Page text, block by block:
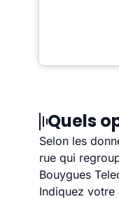
Quels
Selon les
rue qui
Bouygues
Indiquez